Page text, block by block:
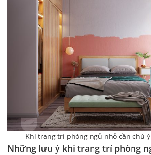
Khi trang trí phòng ngủ nhỏ cần chú
Những lưu ý khi trang trí phòng